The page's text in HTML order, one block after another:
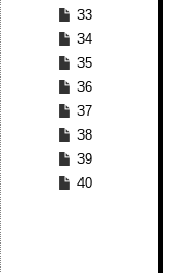
33
34
35
36
37
38
39
40